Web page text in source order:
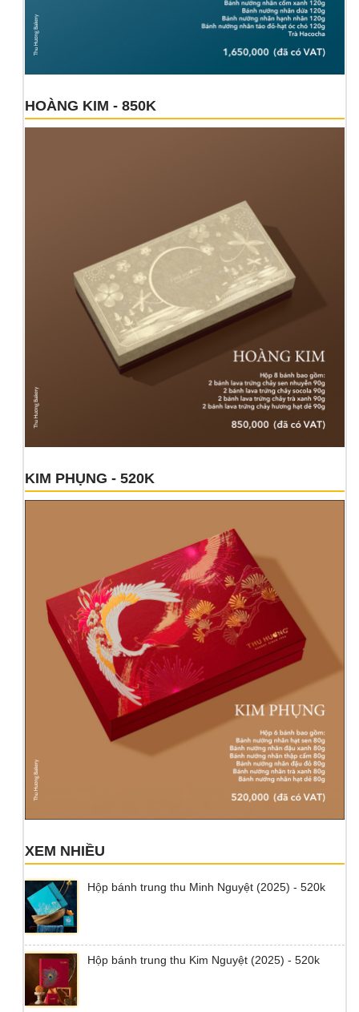
HOÀNG KIM - 850K
KIM PHỤNG - 520K
XEM NHIỀU
Hộp bánh trung thu Minh Nguyệt (2025) - 520k
Hộp bánh trung thu Kim Nguyệt (2025) - 520k